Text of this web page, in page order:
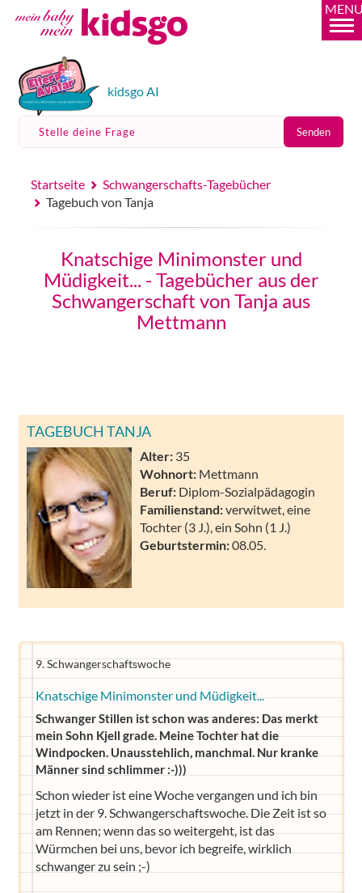
kidsgo AI
Stelle deine Frage Senden
Startseite
Schwangerschafts-Tagebücher
Tagebuch von Tanja
Knatschige Minimonster und
Müdigkeit... - Tagebücher aus der
Schwangerschaft von Tanja aus
Mettmann
TAGEBUCH TANJA
Alter: 35
Wohnort: Mettmann
Beruf: Diplom-Sozialpädagogin
Familienstand:verwitwet, eine
Tochter (3 J.), ein Sohn (1 J.)
Geburtstermin:08.05.
9. Schwangerschaftswoche
Knatschige Minimonster und Müdigkeit...
Schwanger Stillen ist schon was anderes: Das merkt
mein Sohn Kjell grade. Meine Tochter hat die
Windpocken. Unausstehlich, manchmal. Nur kranke
Männer sind schlimmer :-)))
Schon wieder ist eine Woche vergangen und ich bin
jetzt in der 9. Schwangerschaftswoche. Die Zeit ist so
am Rennen; wenn das so weitergeht, ist das
Würmchen bei uns, bevor ich begreife, wirklich
schwanger zu sein ;-)